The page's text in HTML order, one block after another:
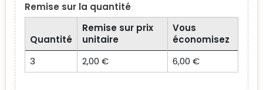
Remise sur la quantité
Quantité
Remise sur prix
unitaire
Vous
économisez
3
2,00 € 6,00 €